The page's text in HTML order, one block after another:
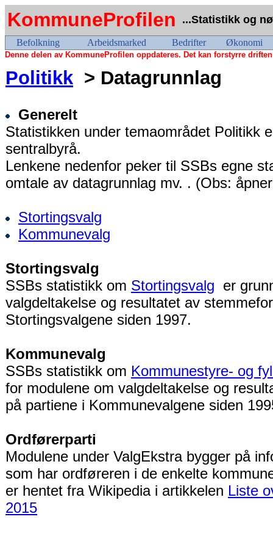
KommuneProfilen ...Statistikk og
Befolkning Arbeidsmarked Bedrifter Økonomi
Denne delen av KommuneProfilen oppdateres. Det kan forstyrre driften
Politikk > Datagrunnlag
Generelt
Statistikken under temaområdet Politikk
sentralbyrå.
Lenkene nedenfor peker til SSBs egne
omtale av datagrunnlag mv. . (Obs:
Stortingsvalg
Kommunevalg
Stortingsvalg
SSBs statistikk om Stortingsvalg er
valgdeltakelse og resultatet av
Stortingsvalgene siden 1997.
Kommunevalg
SSBs statistikk om Kommunestyre- og
for modulene om valgdeltakelse og
på partiene i Kommunevalgene siden
Ordførerparti
Modulene under ValgEkstra bygger på
som har ordføreren i de enkelte
er hentet fra Wikipedia i artikkelen Liste
2015